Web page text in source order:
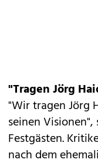
"Tragen Jörg
"Wir tragen Jörg
seinen
Festgästen.
nach dem